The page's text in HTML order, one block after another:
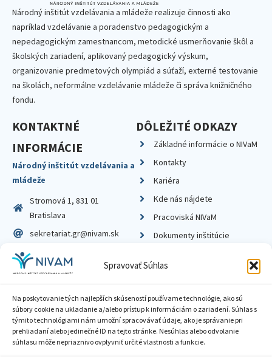
Spravovať Súhlas
Na poskytovanie tých najlepších skúseností používame technológie, ako sú
súbory cookie na ukladanie a/alebo prístup k informáciám o zariadení. Súhlas s
týmito technológiami nám umožní spracovávať údaje, ako je správanie pri
prehliadaní alebo jedinečné ID na tejto stránke. Nesúhlas alebo odvolanie
súhlasu môže nepriaznivo ovplyvniť určité vlastnosti a funkcie.
Národný inštitút vzdelávania a mládeže realizuje činnosti ako
napríklad vzdelávanie a poradenstvo pedagogickým a
nepedagogickým zamestnancom, metodické usmerňovanie škôl a
školských zariadení, aplikovaný pedagogický výskum,
organizovanie predmetových olympiád a súťaží, externé testovanie
na školách, neformálne vzdelávanie mládeže či správa knižničného
fondu.
KONTAKTNÉ
INFORMÁCIE
Národný inštitút vzdelávania a
mládeže
Stromová 1, 831 01
Bratislava
sekretariat.gr@nivam.sk
IČO: 00164348
DIČ: 2020798714
DÔLEŽITÉ ODKAZY
Základné informácie o NIVaM
Kontakty
Kariéra
Kde nás nájdete
Pracoviská NIVaM
Dokumenty inštitúcie
Zásady ochrany súkromia